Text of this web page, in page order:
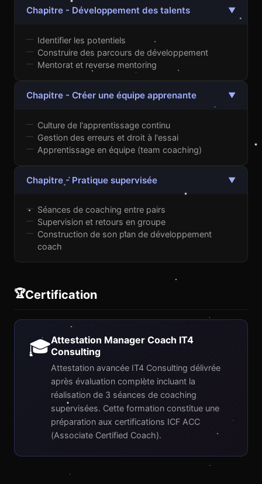
Chapitre - Développement des talents ▼
Identifier les potentiels
Construire des parcours de développement
Mentorat et reverse mentoring
Chapitre - Créer une équipe apprenante ▼
Culture de l'apprentissage continu
Gestion des erreurs et droit à l'essai
Apprentissage en équipe (team coaching)
Chapitre - Pratique supervisée ▼
Séances de coaching entre pairs
Supervision et retours en groupe
Construction de son plan de développement
coach
🏆Certification
🎓Attestation Manager Coach IT4
Consulting
Attestation avancée IT4 Consulting délivrée
après évaluation complète incluant la
réalisation de 3 séances de coaching
supervisées. Cette formation constitue une
préparation aux certifications ICF ACC
(Associate Certified Coach).